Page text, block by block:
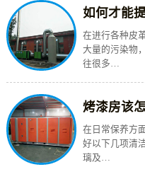
如何才能
在进行各种皮
大量的污染物
往很多…
烤漆房该
在日常保养方
好以下几项清
璃及…